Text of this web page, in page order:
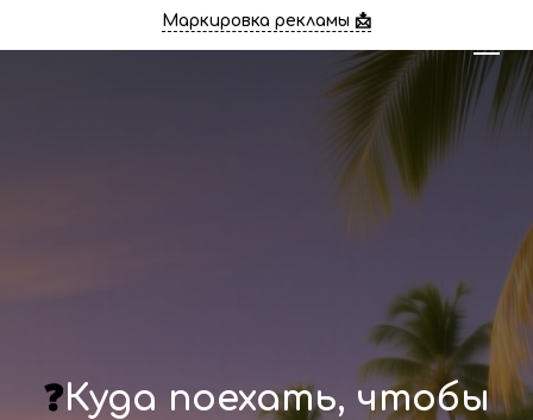
Маркировка рекламы 📩
❓Куда поехать, чтобы